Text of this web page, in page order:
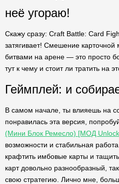
неё угораю!
Скажу сразу: Craft Battle: Card
затягивает! Смешение
битвами на арене — это просто
тут к чему и стоит ли тратить на
Геймплей: и
В самом начале, ты влияешь на
понравилась эта версия,
(Мини Блок Ремесло) [МОД
возможности и стабильная
крафтить имбовые карты и
карт довольно разнообразный,
свою стратегию. Лично мне,